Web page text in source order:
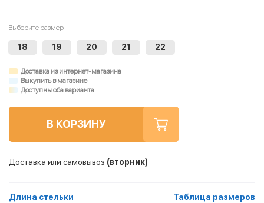
Выберите размер
18 19 20 21 22
Доставка из интернет-магазина
Выкупить в магазине
Доступны оба варианта
В КОРЗИНУ
Доставка или самовывоз (вторник)
Длина стельки Таблица размеров